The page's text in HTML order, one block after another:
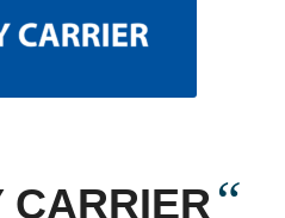
CARRIER“